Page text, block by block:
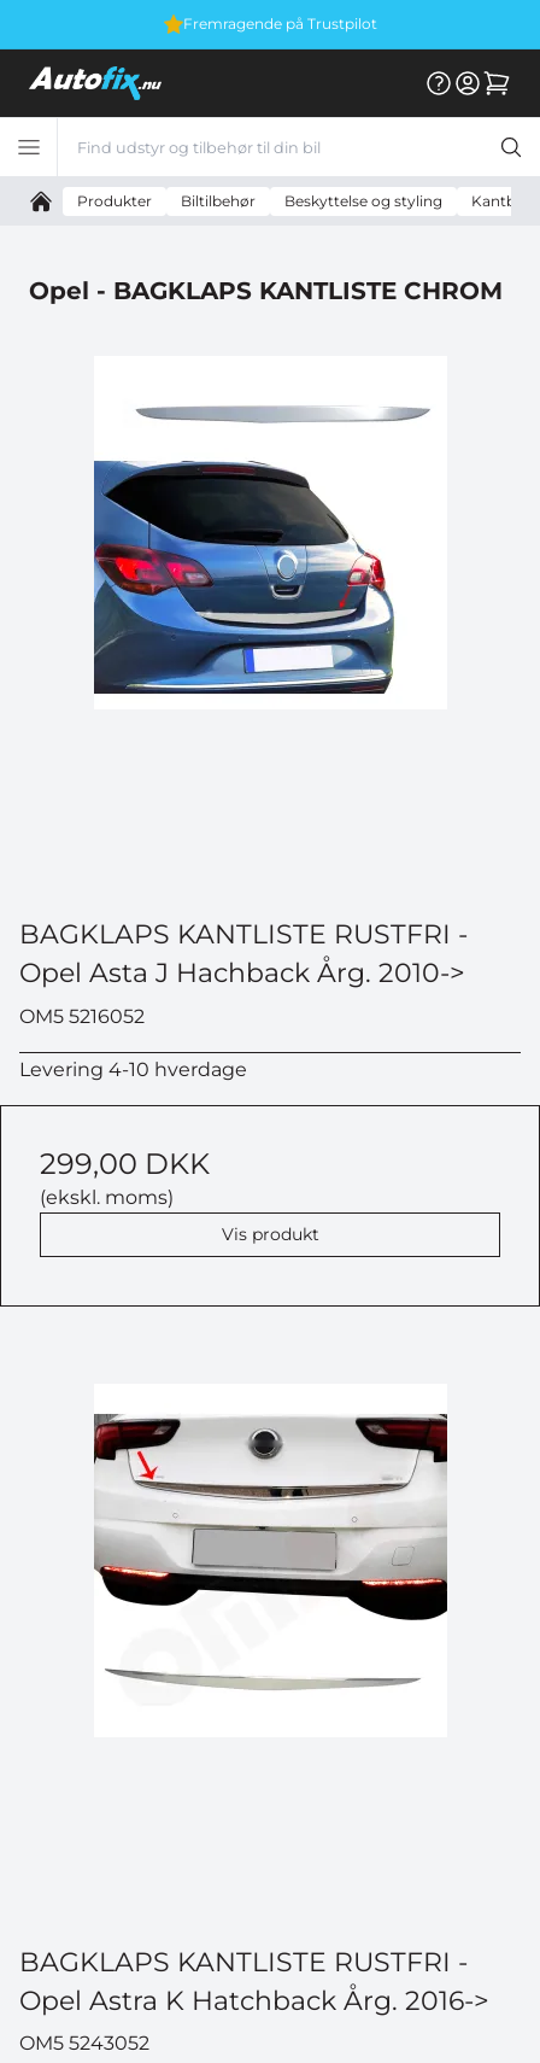
Vi er E-mærket
Produkter Biltilbehør Beskyttelse og styling
Opel - BAGKLAPS KANTLISTE CHROM
BAGKLAPS KANTLISTE RUSTFRI -
Opel Asta J Hachback Årg. 2010->
OM5 5216052
Levering 4-10 hverdage
299,00 DKK
(ekskl. moms)
Vis produkt
BAGKLAPS KANTLISTE RUSTFRI -
Opel Astra K Hatchback Årg. 2016->
OM5 5243052